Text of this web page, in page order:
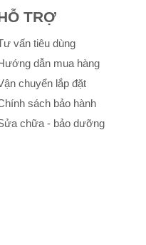
TRỢ
vấn tiêu dùng
dẫn mua hàng
chuyển lắp đặt
sách bảo hành
chữa - bảo dưỡng